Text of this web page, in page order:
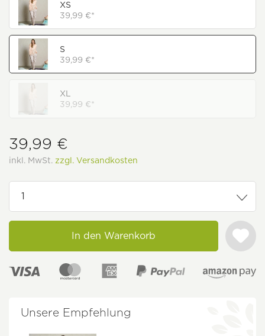
XS
39,99 €*
S
39,99 €*
XL
39,99 €*
39,99 €
inkl. MwSt. zzgl. Versandkosten
In den Warenkorb
Unsere Empfehlung